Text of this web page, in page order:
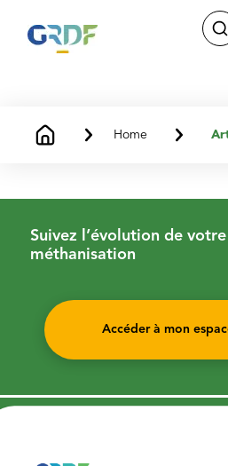
Home
Suivez l’évolution de
méthanisation
Accéder à mon